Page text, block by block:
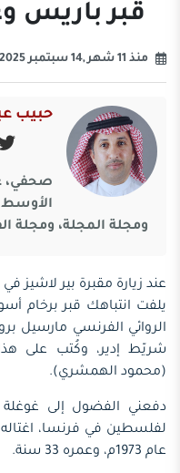
قبر باريس
منذ 11 شهر ,14 سبتمبر 2025
حبيب
صحفي،
ومجلة المجلة، ومجلة
عند زيارة مقبرة بير لاشيز
يلفت انتباهك قبر برخام
الروائي الفرنسي مارسيل
شريّط إدير، وكُتب على
(محمود الهمشري).
دفعني الفضول إلى
لفلسطين في فرنسا،
عام 1973م، وعمره 33 سنة.